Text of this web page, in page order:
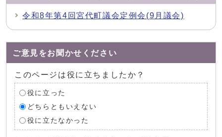
令和8年第4回宮代町議会定例会(9月議会)
ご意見をお聞かせください
このページは役に立ちましたか？
役に立った
どちらともいえない
役に立たなかった